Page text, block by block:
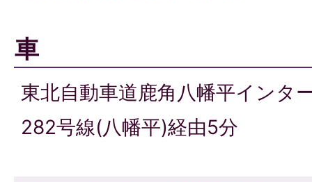
車
東北自動車道鹿角八幡平インタ
282号線(八幡平)経由5分